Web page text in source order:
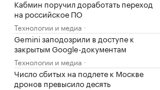
Кабмин поручил доработать переход
на российское ПО
Технологии и медиа
Gemini заподозрили в доступе к
закрытым Google-документам
Технологии и медиа
Число сбитых на подлете к Москве
дронов превысило десять